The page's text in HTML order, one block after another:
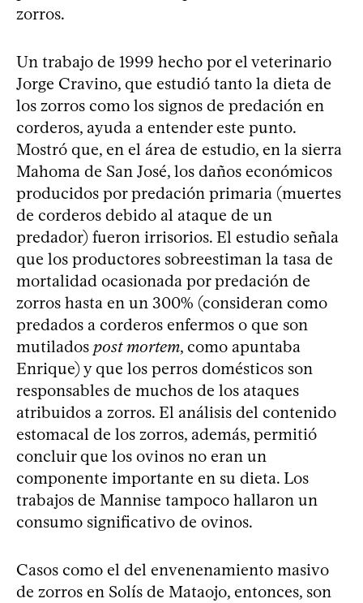
zorros.
Un trabajo de 1999 hecho por el veterinario
Jorge Cravino, que estudió tanto la dieta de
los zorros como los signos de predación en
corderos, ayuda a entender este punto.
Mostró que, en el área de estudio, en la sierra
Mahoma de San José, los daños económicos
producidos por predación primaria (muertes
de corderos debido al ataque de un
predador) fueron irrisorios. El estudio señala
que los productores sobreestiman la tasa de
mortalidad ocasionada por predación de
zorros hasta en un 300% (consideran como
predados a corderos enfermos o que son
mutilados post mortem, como apuntaba
Enrique) y que los perros domésticos son
responsables de muchos de los ataques
atribuidos a zorros. El análisis del contenido
estomacal de los zorros, además, permitió
concluir que los ovinos no eran un
componente importante en su dieta. Los
trabajos de Mannise tampoco hallaron un
consumo significativo de ovinos.
Casos como el del envenenamiento masivo
de zorros en Solís de Mataojo, entonces, son